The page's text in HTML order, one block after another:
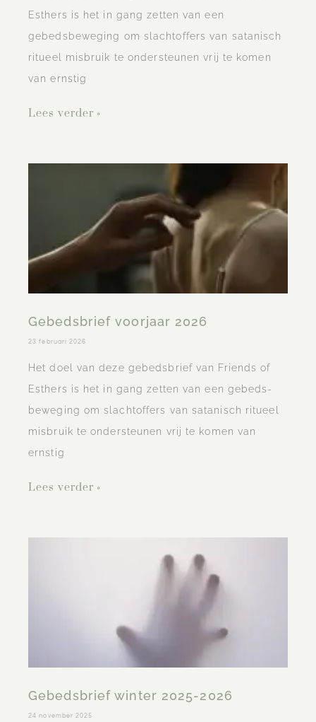
Esthers is het in gang zetten van een
gebedsbeweging om slachtoffers van satanisch
ritueel misbruik te ondersteunen vrij te komen
van ernstig
Lees verder »
Gebedsbrief voorjaar 2026
23 februari 2026
Het doel van deze gebedsbrief van Friends of
Esthers is het in gang zetten van een gebeds-
beweging om slachtoffers van satanisch ritueel
misbruik te ondersteunen vrij te komen van
ernstig
Lees verder »
Gebedsbrief winter 2025-2026
24 november 2025